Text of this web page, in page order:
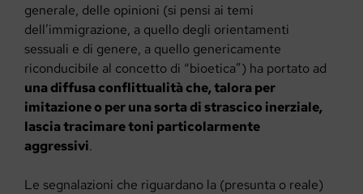
generale, delle opinioni (si pensi ai temi
dell’immigrazione, a quello degli orientamenti
sessuali e di genere, a quello genericamente
riconducibile al concetto di “bioetica”) ha portato ad
una diffusa conflittualità che, talora per
imitazione o per una sorta di strascico inerziale,
lascia tracimare toni particolarmente
aggressivi.
Le segnalazioni che riguardano la (presunta o reale)